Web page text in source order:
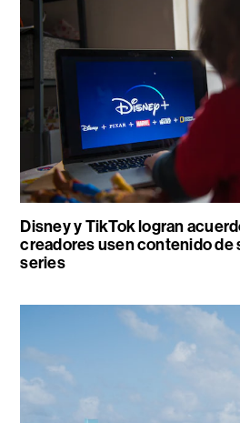
Disney y TikTok logran
creadores usen contenido de
series